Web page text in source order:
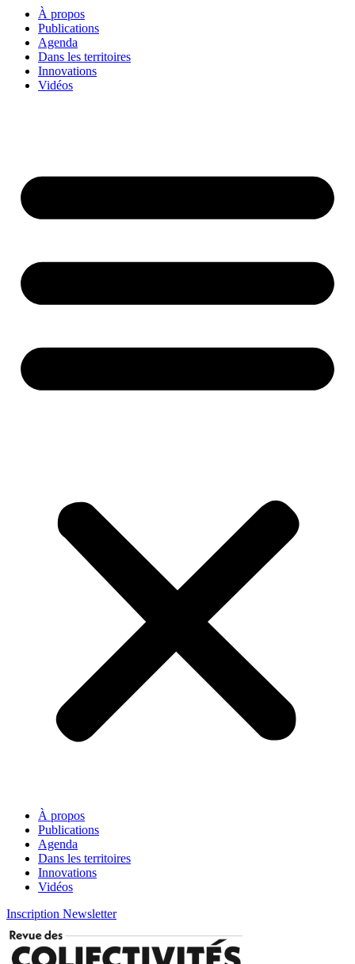
À propos
Publications
Agenda
Dans les territoires
Innovations
Vidéos
À propos
Publications
Agenda
Dans les territoires
Innovations
Vidéos
Inscription Newsletter